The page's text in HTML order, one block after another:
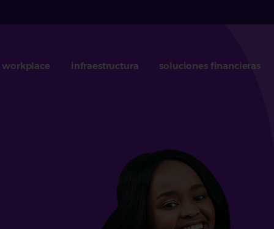
workplace infraestructura soluciones financieras